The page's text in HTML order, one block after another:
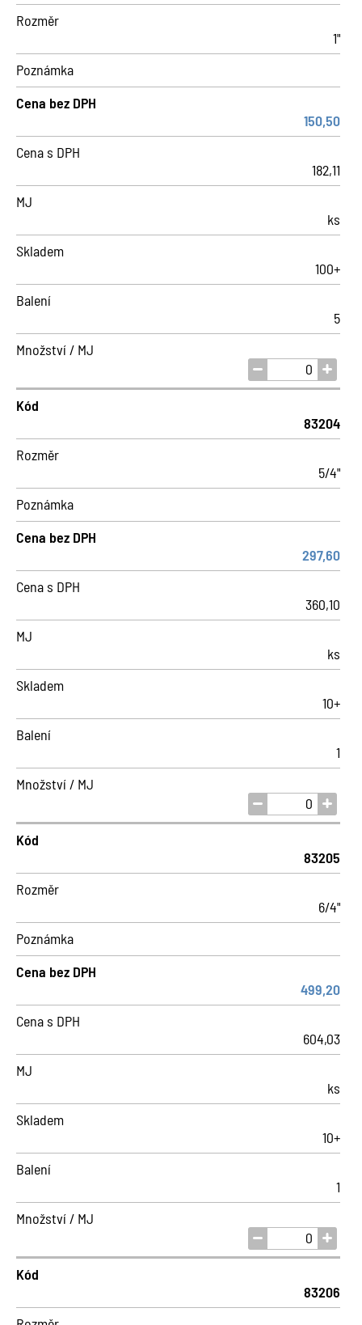
Rozměr
1"
Poznámka
Cena bez DPH
150,50
Cena s DPH
182,11
MJ
ks
Skladem
100+
Balení
5
Množství / MJ
Kód
83204
Rozměr
5/4"
Poznámka
Cena bez DPH
297,60
Cena s DPH
360,10
MJ
ks
Skladem
10+
Balení
1
Množství / MJ
Kód
83205
Rozměr
6/4"
Poznámka
Cena bez DPH
499,20
Cena s DPH
604,03
MJ
ks
Skladem
10+
Balení
1
Množství / MJ
Kód
83206